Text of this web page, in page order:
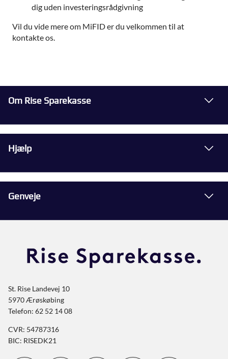
dig uden investeringsrådgivning
Vil du vide mere om MiFID er du velkommen til at
kontakte os.
Om Rise Sparekasse
Hjælp
Genveje
St. Rise Landevej 10
5970 Ærøskøbing
Telefon: 62 52 14 08
CVR: 54787316
BIC: RISEDK21